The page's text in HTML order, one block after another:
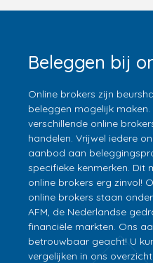
Beleggen bij
Online brokers zijn
beleggen mogelijk
verschillende online
handelen. Vrijwel iedere
aanbod aan
specifieke kenmerken. Dit
online brokers erg zinvol!
online brokers staan
AFM, de Nederlandse
financiële markten. Ons
betrouwbaar geacht! U
vergelijken in ons